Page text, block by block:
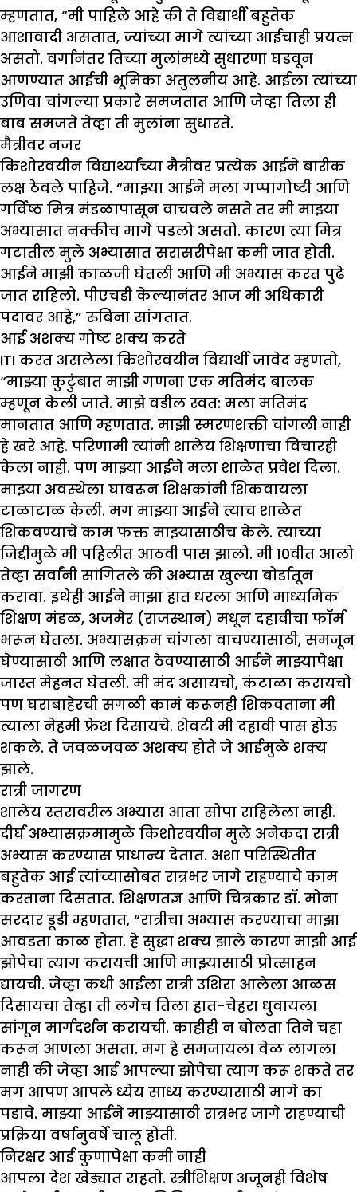
म्हणतात, “मी पाहिले आहे की ते विद्यार्थी बहुतेक
आशावादी असतात, ज्यांच्या मागे त्यांच्या आईचाही प्रयत्न
असतो. वर्गानंतर तिच्या मुलांमध्ये सुधारणा घडवून
आणण्यात आईची भूमिका अतुलनीय आहे. आईला त्यांच्या
उणिवा चांगल्या प्रकारे समजतात आणि जेव्हा तिला ही
बाब समजते तेव्हा ती मुलांना सुधारते.
मैत्रीवर नजर
किशोरवयीन विद्यार्थ्यांच्या मैत्रीवर प्रत्येक आईने बारीक
लक्ष ठेवले पाहिजे. “माझ्या आईने मला गप्पागोष्टी आणि
गर्विष्ठ मित्र मंडळापासून वाचवले नसते तर मी माझ्या
अभ्यासात नक्कीच मागे पडलो असतो. कारण त्या मित्र
गटातील मुले अभ्यासात सरासरीपेक्षा कमी जात होती.
आईने माझी काळजी घेतली आणि मी अभ्यास करत पुढे
जात राहिलो. पीएचडी केल्यानंतर आज मी अधिकारी
पदावर आहे,” रुबिना सांगतात.
आई अशक्य गोष्ट शक्य करते
ITI करत असलेला किशोरवयीन विद्यार्थी जावेद म्हणतो,
“माझ्या कुटुंबात माझी गणना एक मतिमंद बालक
म्हणून केली जाते. माझे वडील स्वत: मला मतिमंद
मानतात आणि म्हणतात. माझी स्मरणशक्ती चांगली नाही
हे खरे आहे. परिणामी त्यांनी शालेय शिक्षणाचा विचारही
केला नाही. पण माझ्या आईने मला शाळेत प्रवेश दिला.
माझ्या अवस्थेला घाबरून शिक्षकांनी शिकवायला
टाळाटाळ केली. मग माझ्या आईने त्याच शाळेत
शिकवण्याचे काम फक्त माझ्यासाठीच केले. त्याच्या
जिद्दीमुळे मी पहिलीत आठवी पास झालो. मी 10वीत आलो
तेव्हा सर्वांनी सांगितले की अभ्यास खुल्या बोर्डातून
करावा. इथेही आईने माझा हात धरला आणि माध्यमिक
शिक्षण मंडळ, अजमेर (राजस्थान) मधून दहावीचा फॉर्म
भरून घेतला. अभ्यासक्रम चांगला वाचण्यासाठी, समजून
घेण्यासाठी आणि लक्षात ठेवण्यासाठी आईने माझ्यापेक्षा
जास्त मेहनत घेतली. मी मंद असायचो, कंटाळा करायचो
पण घराबाहेरची सगळी कामं करूनही शिकवताना मी
त्याला नेहमी फ्रेश दिसायचे. शेवटी मी दहावी पास होऊ
शकले. ते जवळजवळ अशक्य होते जे आईमुळे शक्य
झाले.
रात्री जागरण
शालेय स्तरावरील अभ्यास आता सोपा राहिलेला नाही.
दीर्घ अभ्यासक्रमामुळे किशोरवयीन मुले अनेकदा रात्री
अभ्यास करण्यास प्राधान्य देतात. अशा परिस्थितीत
बहुतेक आई त्यांच्यासोबत रात्रभर जागे राहण्याचे काम
करताना दिसतात. शिक्षणतज्ञ आणि चित्रकार डॉ. मोना
सरदार डूडी म्हणतात, “रात्रीचा अभ्यास करण्याचा माझा
आवडता काळ होता. हे सुद्धा शक्य झाले कारण माझी आई
झोपेचा त्याग करायची आणि माझ्यासाठी प्रोत्साहन
द्यायची. जेव्हा कधी आईला रात्री उशिरा आलेला आळस
दिसायचा तेव्हा ती लगेच तिला हात-चेहरा धुवायला
सांगून मार्गदर्शन करायची. काहीही न बोलता तिने चहा
करून आणला असता. मग हे समजायला वेळ लागला
नाही की जेव्हा आई आपल्या झोपेचा त्याग करू शकते तर
मग आपण आपले ध्येय साध्य करण्यासाठी मागे का
पडावे. माझ्या आईने माझ्यासाठी रात्रभर जागे राहण्याची
प्रक्रिया वर्षानुवर्षे चालू होती.
निरक्षर आई कुणापेक्षा कमी नाही
आपला देश खेड्यात राहतो. स्त्रीशिक्षण अजूनही विशेष